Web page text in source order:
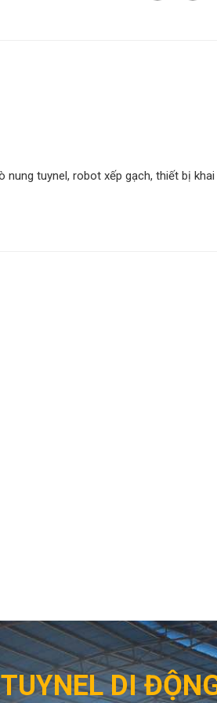
nung tuynel, robot xếp gạch, thiết bị
DI